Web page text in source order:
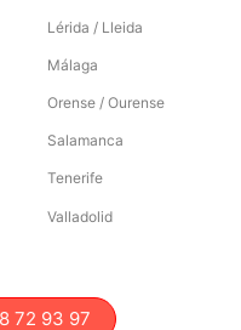
Lérida / Lleida
Málaga
Orense / Ourense
Salamanca
Tenerife
Valladolid
72 93 97